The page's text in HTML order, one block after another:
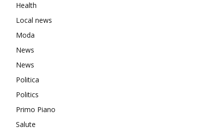
Health
Local news
Moda
News
News
Politica
Politics
Primo Piano
Salute